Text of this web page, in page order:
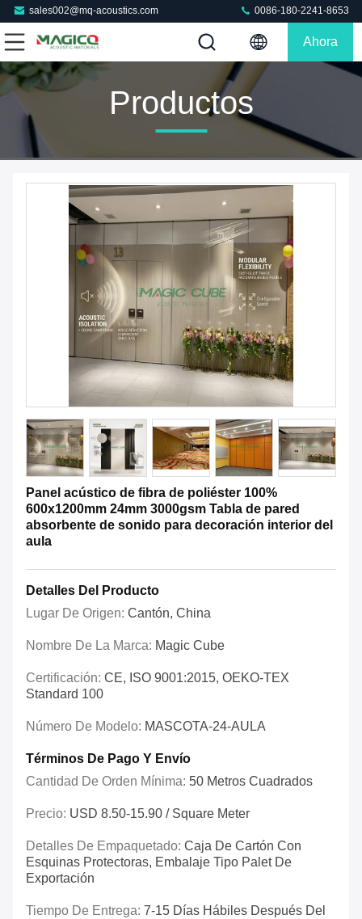
sales002@mq-acoustics.com 0086-180-2241-8653
Ahora
Productos
Panel acústico de fibra de poliéster 100%
600x1200mm 24mm 3000gsm Tabla de pared
absorbente de sonido para decoración interior del
aula
Detalles Del Producto
Lugar De Origen: Cantón, China
Nombre De La Marca: Magic Cube
Certificación: CE, ISO 9001:2015, OEKO-TEX
Standard 100
Número De Modelo: MASCOTA-24-AULA
Términos De Pago Y Envío
Cantidad De Orden Mínima: 50 Metros Cuadrados
Precio: USD 8.50-15.90 / Square Meter
Detalles De Empaquetado: Caja De Cartón Con
Esquinas Protectoras, Embalaje Tipo Palet De
Exportación
Tiempo De Entrega: 7-15 Días Hábiles Después Del